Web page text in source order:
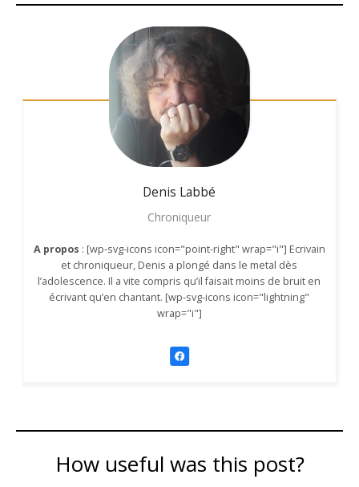
Denis Labbé
Chroniqueur
A propos : [wp-svg-icons icon="point-right" wrap="i"] Ecrivain
et chroniqueur, Denis a plongé dans le metal dès
l’adolescence. Il a vite compris qu’il faisait moins de bruit en
écrivant qu’en chantant. [wp-svg-icons icon="lightning"
wrap="i"]
How useful was this post?